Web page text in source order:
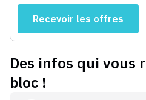
Recevoir les offres
Des infos qui vous
bloc !